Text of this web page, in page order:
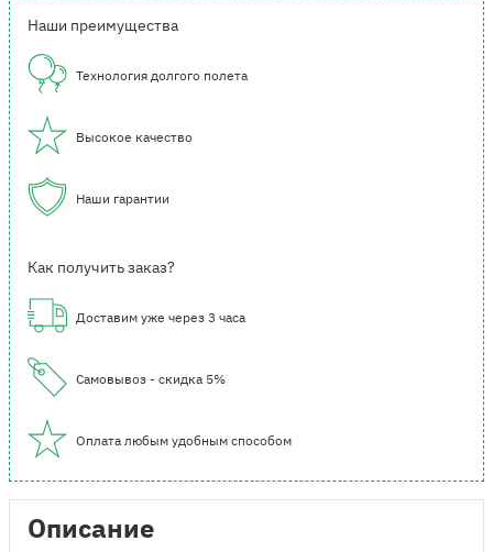
Наши преимущества
Технология долгого полета
Высокое качество
Наши гарантии
Как получить заказ?
Доставим уже через 3 часа
Самовывоз - скидка 5%
Оплата любым удобным способом
Описание